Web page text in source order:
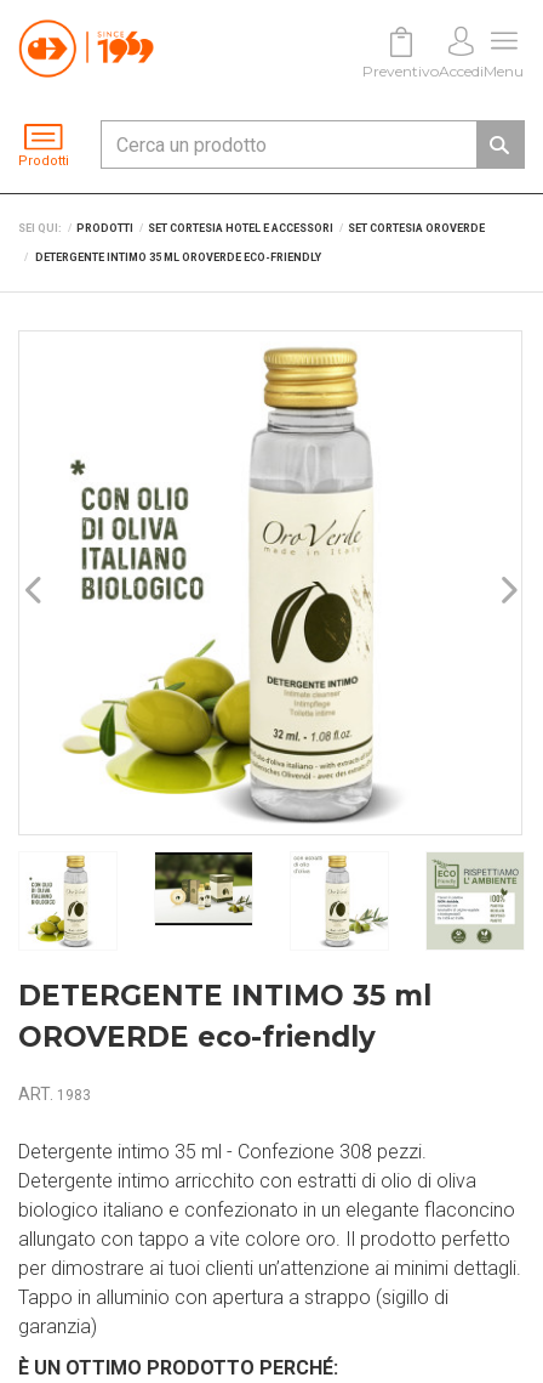
Prodotti
PreventivoAccediMenu
SEI QUI: PRODOTTI SET CORTESIA HOTEL E ACCESSORI SET CORTESIA OROVERDE
DETERGENTE INTIMO 35 ML OROVERDE ECO-FRIENDLY
DETERGENTE INTIMO 35 ml
OROVERDE eco-friendly
ART. 1983
Detergente intimo 35 ml - Confezione 308 pezzi.
Detergente intimo arricchito con estratti di olio di oliva
biologico italiano e confezionato in un elegante flaconcino
allungato con tappo a vite colore oro. Il prodotto perfetto
per dimostrare ai tuoi clienti un’attenzione ai minimi dettagli.
Tappo in alluminio con apertura a strappo (sigillo di
garanzia)
È UN OTTIMO PRODOTTO PERCHÉ: